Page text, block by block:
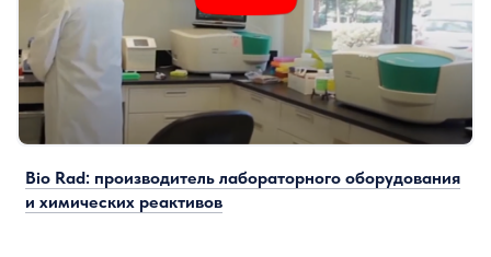
Bio Rad: производитель лабораторного оборудования
и химических реактивов